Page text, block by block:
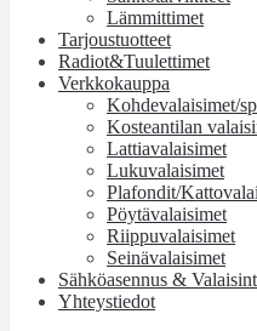
Lämmittimet
Tarjoustuotteet
Radiot&Tuulettimet
Verkkokauppa
Kohdevalaisimet/
Kosteantilan
Lattiavalaisimet
Lukuvalaisimet
Plafondit/
Pöytävalaisimet
Riippuvalaisimet
Seinävalaisimet
Sähköasennus &
Yhteystiedot